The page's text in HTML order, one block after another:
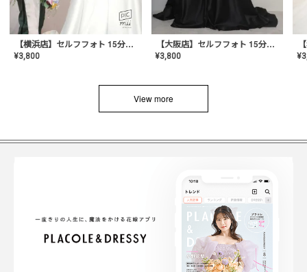
【横浜店】セルフフォト 15分撮り放題プラン
¥3,800
【大阪店】セルフフォト 15分撮り放題プラン
¥3,800 ¥
View more